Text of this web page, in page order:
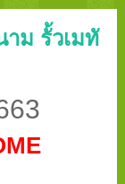
ม รั้วเมทั